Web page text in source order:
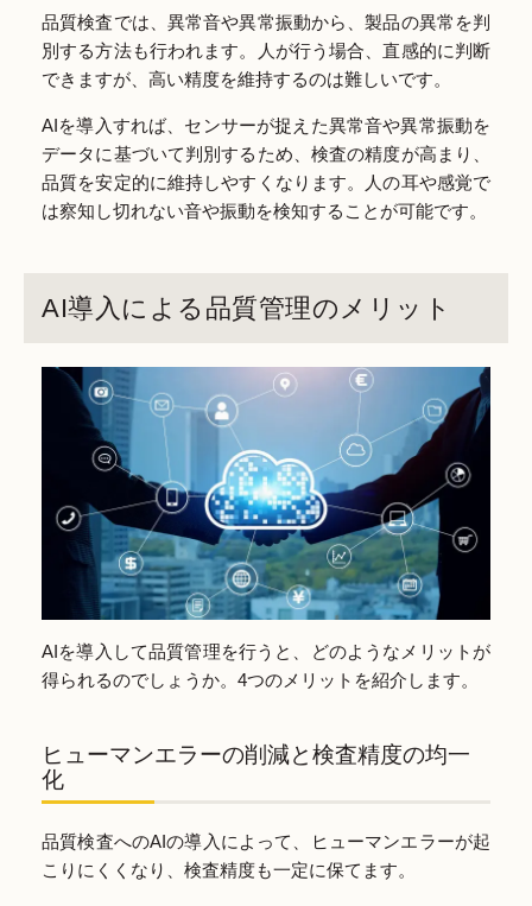
品質検査では、異常音や異常振動から、製品の異常を判
別する方法も行われます。人が行う場合、直感的に判断
できますが、高い精度を維持するのは難しいです。
AIを導入すれば、センサーが捉えた異常音や異常振動を
データに基づいて判別するため、検査の精度が高まり、
品質を安定的に維持しやすくなります。人の耳や感覚で
は察知し切れない音や振動を検知することが可能です。
AI導入による品質管理のメリット
AIを導入して品質管理を行うと、どのようなメリットが
得られるのでしょうか。4つのメリットを紹介します。
ヒューマンエラーの削減と検査精度の均一
化
品質検査へのAIの導入によって、ヒューマンエラーが起
こりにくくなり、検査精度も一定に保てます。